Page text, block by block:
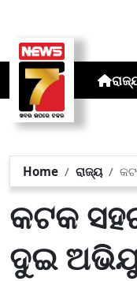
Home ରାଜ୍ୟ
କଟକ
ଦୁଇ